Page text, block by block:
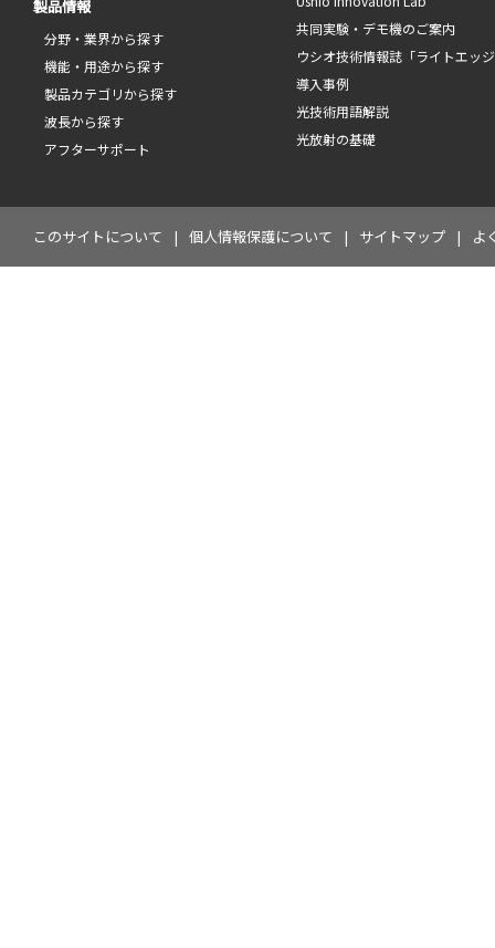
製品情報
分野・業界から探す
機能・用途から探す
製品カテゴリから探す
波長から探す
アフターサポート
共同実験・デモ機のご案内
ウシオ技術情報誌「ライトエッ
導入事例
光技術用語解説
光放射の基礎
このサイトについて 個人情報保護について サイトマップ よ